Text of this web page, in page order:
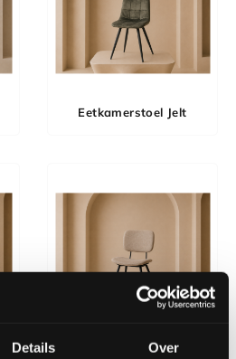
Details Over
Eetkamerstoel Jelt
Eetkamerstoel Liva